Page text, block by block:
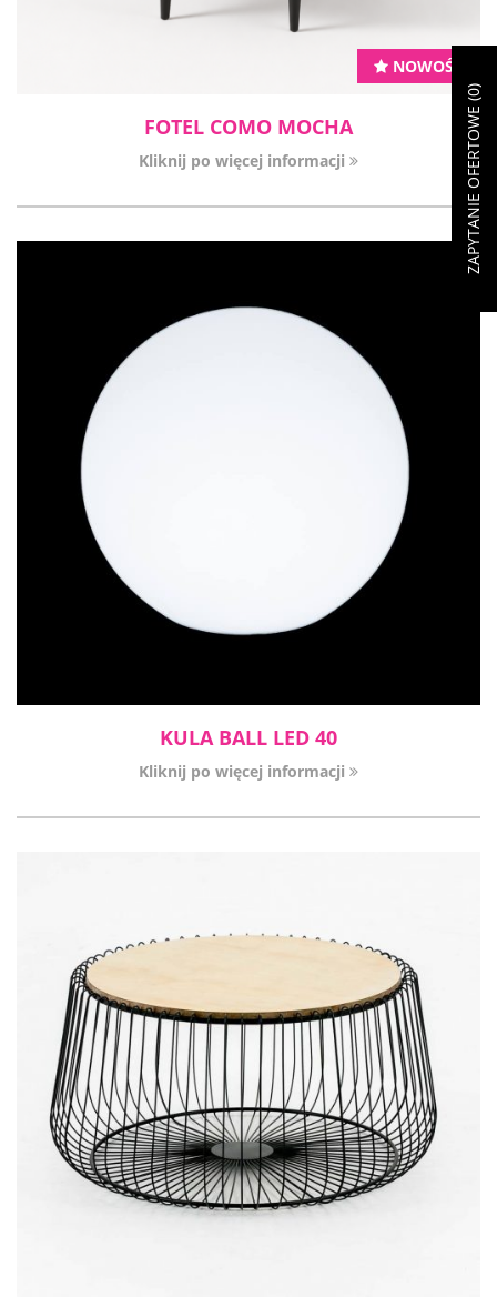
NOWOŚĆ
FOTEL COMO MOCHA
Kliknij po więcej informacji
KULA BALL LED 40
Kliknij po więcej informacji
ZAPYTANIE OFERTOWE (
0
)